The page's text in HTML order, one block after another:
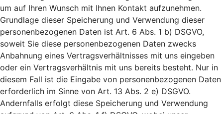
um auf Ihren Wunsch mit Ihnen Kontakt aufzunehmen.
Grundlage dieser Speicherung und Verwendung dieser
personenbezogenen Daten ist Art. 6 Abs. 1 b) DSGVO,
soweit Sie diese personenbezogenen Daten zwecks
Anbahnung eines Vertragsverhältnisses mit uns eingeben
oder ein Vertragsverhältnis mit uns bereits besteht. Nur in
diesem Fall ist die Eingabe von personenbezogenen Daten
erforderlich im Sinne von Art. 13 Abs. 2 e) DSGVO.
Andernfalls erfolgt diese Speicherung und Verwendung